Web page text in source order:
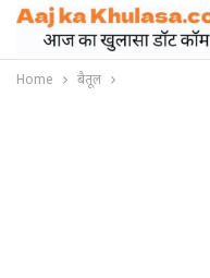
Home बैतूल